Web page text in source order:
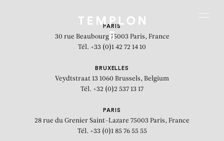
PARIS
30 rue Beaubourg 75003 Paris, France
Tél. +33 (0)1 42 72 14 10
BRUXELLES
Veydtstraat 13 1060 Brussels, Belgium
Tél. +32 (0)2 537 13 17
PARIS
28 rue du Grenier Saint-Lazare 75003 Paris, France
Tél. +33 (0)1 85 76 55 55